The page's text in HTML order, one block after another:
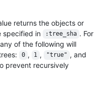
returns the objects or
specified in
:tree_sha . For
of the following will
0 , 1 , "true" , and
prevent recursively